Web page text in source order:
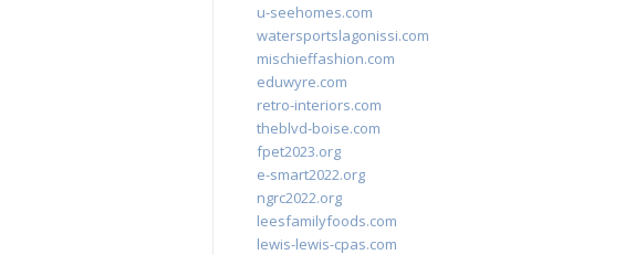
u-seehomes.com
watersportslagonissi.com
mischieffashion.com
eduwyre.com
retro-interiors.com
theblvd-boise.com
fpet2023.org
e-smart2022.org
ngrc2022.org
leesfamilyfoods.com
lewis-lewis-cpas.com